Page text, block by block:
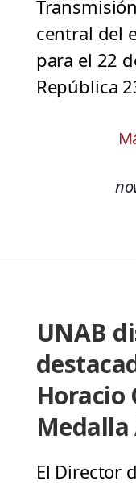
central del
para el 22
República
UNAB
Horacio
Medalla
El Director